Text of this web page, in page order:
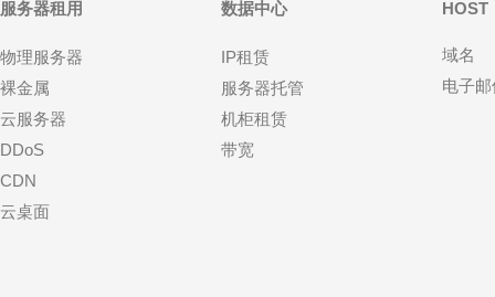
服务器租用
物理服务器
裸金属
云服务器
DDoS
CDN
云桌面
数据中心
IP租赁
服务器托管
机柜租赁
带宽
HOST
域名
电子